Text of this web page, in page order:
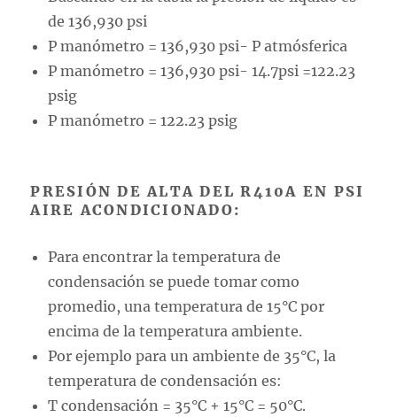
de 136,930 psi
P manómetro = 136,930 psi- P atmósferica
P manómetro = 136,930 psi- 14.7psi =122.23
psig
P manómetro = 122.23 psig
PRESIÓN DE ALTA DEL R410A EN PSI
AIRE ACONDICIONADO:
Para encontrar la temperatura de
condensación se puede tomar como
promedio, una temperatura de 15°C por
encima de la temperatura ambiente.
Por ejemplo para un ambiente de 35°C, la
temperatura de condensación es:
T condensación = 35°C + 15°C = 50°C.